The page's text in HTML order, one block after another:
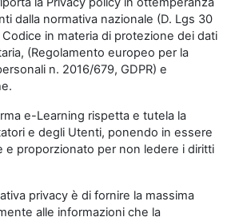
dalla normativa nazionale (D. Lgs 30
in materia di protezione dei dati
(Regolamento europeo per la
n. 2016/679, GDPR) e
e-Learning rispetta e tutela la
e degli Utenti, ponendo in essere
e proporzionato per non ledere i diritti
privacy è di fornire la massima
alle informazioni che la